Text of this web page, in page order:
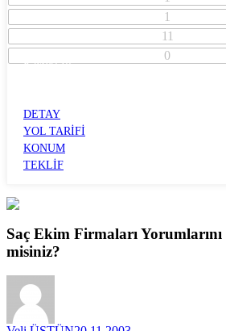
1
11
0
Kayseri İli
DETAY
YOL TARİFİ
KONUM
TEKLİF
Saç Ekim Firmaları Yorumlarını
misiniz?